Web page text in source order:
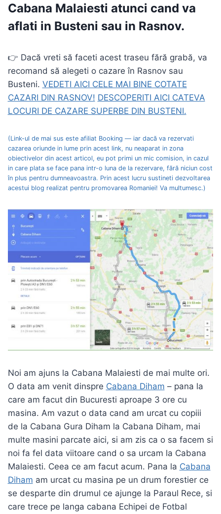
Cabana Malaiesti atunci cand va
aflati in Busteni sau in Rasnov.
👉 Dacă vreti să faceti acest traseu fără grabă, va
recomand să alegeti o cazare în Rasnov sau
Busteni. VEDETI AICI CELE MAI BINE COTATE
CAZARI DIN RASNOV! DESCOPERITI AICI CATEVA
LOCURI DE CAZARE SUPERBE DIN BUSTENI.
(Link-ul de mai sus este afiliat Booking — iar dacă va rezervati
cazarea oriunde in lume prin acest link, nu neaparat in zona
obiectivelor din acest articol, eu pot primi un mic comision, in cazul
in care plata se face pana intr-o luna de la rezervare, fără niciun cost
în plus pentru dumneavoastra. Prin acest lucru sustineti dezvoltarea
acestui blog realizat pentru promovarea Romaniei! Va multumesc.)
Noi am ajuns la Cabana Malaiesti de mai multe ori.
O data am venit dinspre Cabana Diham – pana la
care am facut din Bucuresti aproape 3 ore cu
masina. Am vazut o data cand am urcat cu copiii
de la Cabana Gura Diham la Cabana Diham, mai
multe masini parcate aici, si am zis ca o sa facem si
noi fa fel data viitoare cand o sa urcam la Cabana
Malaiesti. Ceea ce am facut acum. Pana la Cabana
Diham am urcat cu masina pe un drum forestier ce
se desparte din drumul ce ajunge la Paraul Rece, si
care trece pe langa cabana Echipei de Fotbal